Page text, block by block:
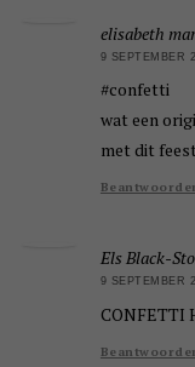
elisabeth
9 SEPTEMBER
#confetti
wat een
met dit
Els Black-
9 SEPTEMBER
CONFETTI